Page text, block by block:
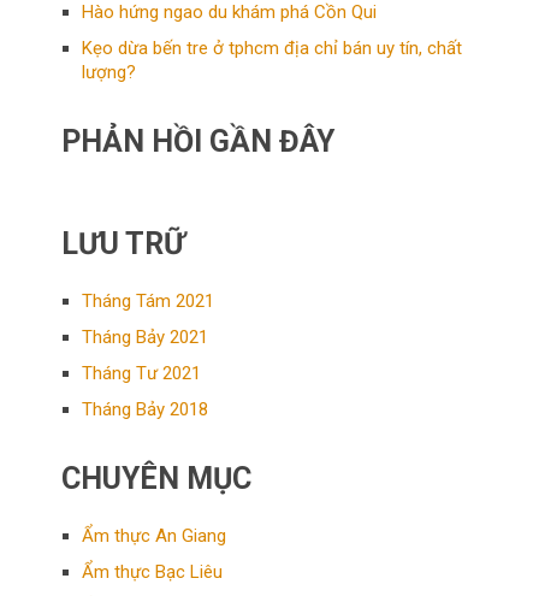
Hào hứng ngao du khám phá Cồn Qui
Kẹo dừa bến tre ở tphcm địa chỉ bán uy tín, chất
lượng?
PHẢN HỒI GẦN ĐÂY
LƯU TRỮ
Tháng Tám 2021
Tháng Bảy 2021
Tháng Tư 2021
Tháng Bảy 2018
CHUYÊN MỤC
Ẩm thực An Giang
Ẩm thực Bạc Liêu